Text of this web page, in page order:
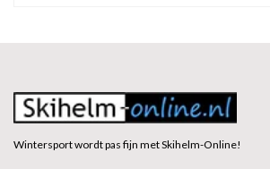
Wintersport wordt pas fijn met Skihelm-Online!